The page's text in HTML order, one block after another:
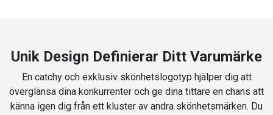
Unik Design Definierar Ditt Varumärke
En catchy och exklusiv skönhetslogotyp hjälper dig att
överglänsa dina konkurrenter och ge dina tittare en chans att
känna igen dig från ett kluster av andra skönhetsmärken. Du